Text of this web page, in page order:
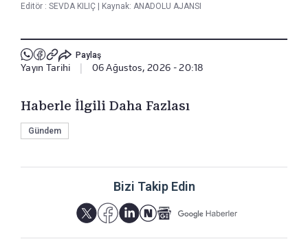
Editör : SEVDA KILIÇ | Kaynak: ANADOLU AJANSI
Paylaş
Yayın Tarihi 06 Ağustos, 2026 - 20:18
Haberle İlgili Daha Fazlası
Gündem
Bizi Takip Edin